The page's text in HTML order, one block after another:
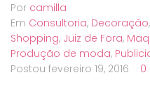
Por camilla
Em Consultoria, Decoração,
Shopping, Juiz de Fora,
Produção de moda,
Postou fevereiro 19, 2016 0